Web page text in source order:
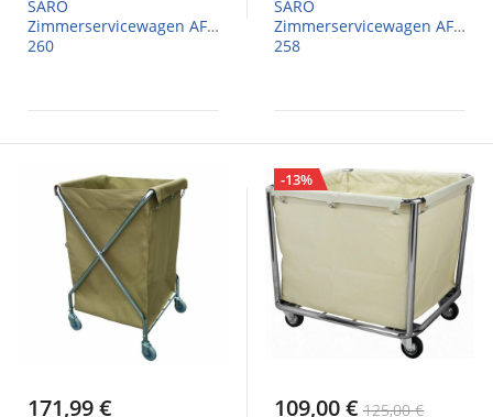
SARO
Zimmerservicewagen AF
260
SARO
Zimmerservicewagen AF
258
171,99 €
-13%
109,00 € 125,00 €